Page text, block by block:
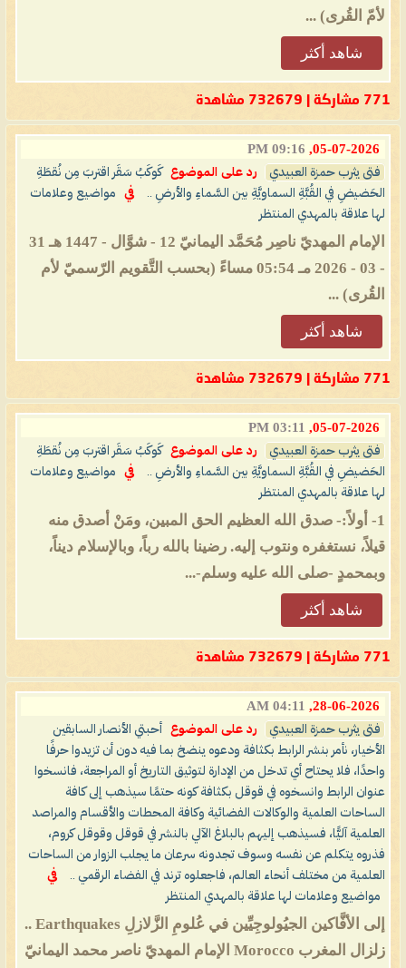
لأمّ القُرى) ...
شاهد أكثر
771 مشاركة | 732679 مشاهدة
05-07-2026,
09:16 PM
فتى يثرب حمزة العبيدي رد على الموضوع
كَوكَبُ سَقَر اقتربَ مِن نُقطَةِ
الحَضيضِ في القُبَّةِ السماويَّةِ بين السَّماءِ والأرضِ ..
في
مواضيع وعلامات
لها علاقة بالمهدي المنتظر
الإمام المهديّ ناصِر مُحَمَّد اليمانيّ 12 - شوَّال - 1447 هـ 31
- 03 - 2026 مـ 05:54 مساءً (بحسب التَّقويم الرّسميّ لأم
القُرى) ...
شاهد أكثر
771 مشاركة | 732679 مشاهدة
05-07-2026,
03:11 PM
فتى يثرب حمزة العبيدي رد على الموضوع
كَوكَبُ سَقَر اقتربَ مِن نُقطَةِ
الحَضيضِ في القُبَّةِ السماويَّةِ بين السَّماءِ والأرضِ ..
في
مواضيع وعلامات
لها علاقة بالمهدي المنتظر
1- أولاً:- صدق الله العظيم الحق المبين، ومَنْ أصدق منه
قيلاً، نستغفره ونتوب إليه. رضينا بالله رباً، وبالإسلام ديناً،
وبمحمدٍ -صلى الله عليه وسلم-...
شاهد أكثر
771 مشاركة | 732679 مشاهدة
28-06-2026,
04:11 AM
فتى يثرب حمزة العبيدي رد على الموضوع
أحبتي الأنصار السابقين
الأخيار، نأمر بنشر الرابط بكثافة ودعوه ينضخ بما فيه دون أن تزيدوا حرفًا
واحدًا، فلا يحتاح أي تدخل من الإدارة لتوثيق التاريخ أو المراجعة، فانسخوا
عنوان الرابط وانسخوه في قوقل بكثافة كونه حتمًا سيذهب إلى كافة
الساحات العلمية والوكالات الفضائية وكافة المحطات والأقسام والمراصد
العلمية آليًّا، فسيذهب إليهم بالبلاغ الآلي بالنشر في قوقل وقوقل كروم،
فذروه يتكلم عن نفسه وسوف تجدونه سرعان ما يجلب الزوار من الساحات
العلمية من مختلف أنحاء العالم، فاجعلوه ترند في الفضاء الرقمي ..
في
مواضيع وعلامات لها علاقة بالمهدي المنتظر
‏إلى الأفَّاكين الجيُولوجِيِّين في عُلومِ الزَّلازلِ Earthquakes ..
زلزال المغرب Morocco ‏الإمام المهديّ ناصر محمد اليمانيّ